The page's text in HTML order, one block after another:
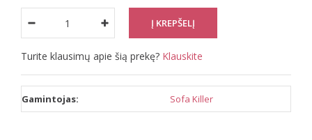
Turite klausimų apie šią prekę? Klauskite
Gamintojas: Sofa Killer